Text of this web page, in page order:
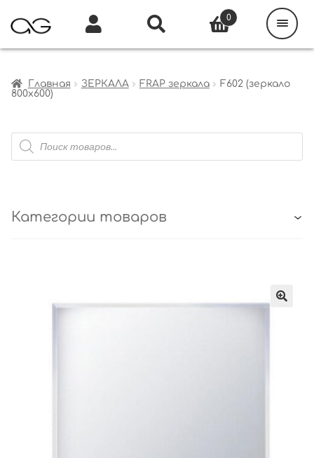
Главная ЗЕРКАЛА FRAP зеркала
F602 (зеркало
800х600)
Поиск
товаров
Категории товаров
0